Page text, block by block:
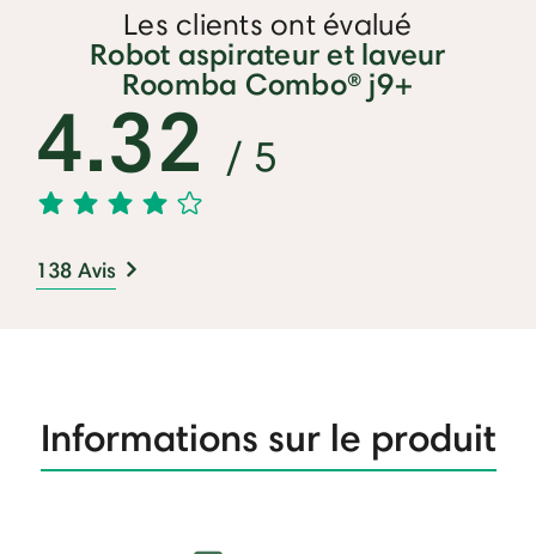
Les clients ont évalué
Robot aspirateur et laveur
Roomba Combo® j9+
4.32 / 5
138 Avis
Informations sur le produit